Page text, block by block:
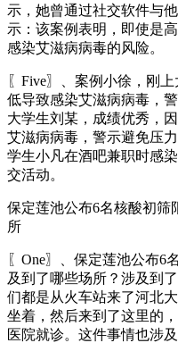
示，她曾通过社交软件与
示：该案例表明，即使是
感染艾滋病病毒的风险。
〖Five〗、案例小徐，刚
低导致感染艾滋病病毒，
大学生刘某，成绩优秀，
艾滋病病毒，警示避免压
学生小凡在酒吧兼职时感
交活动。
保定莲池公布6名核酸初筛
所
〖One〗、保定莲池公布6
及到了哪些场所？涉及到
们都是从火车站来了河北
坐着，然后来到了这里的
医院就诊。这件事情也涉